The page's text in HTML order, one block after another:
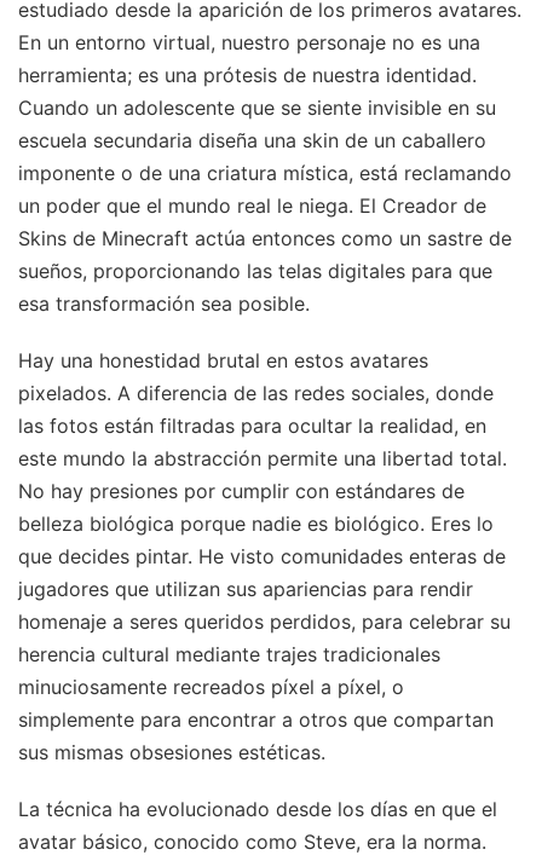
estudiado desde la aparición de los primeros avatares.
En un entorno virtual, nuestro personaje no es una
herramienta; es una prótesis de nuestra identidad.
Cuando un adolescente que se siente invisible en su
escuela secundaria diseña una skin de un caballero
imponente o de una criatura mística, está reclamando
un poder que el mundo real le niega. El Creador de
Skins de Minecraft actúa entonces como un sastre de
sueños, proporcionando las telas digitales para que
esa transformación sea posible.
Hay una honestidad brutal en estos avatares
pixelados. A diferencia de las redes sociales, donde
las fotos están filtradas para ocultar la realidad, en
este mundo la abstracción permite una libertad total.
No hay presiones por cumplir con estándares de
belleza biológica porque nadie es biológico. Eres lo
que decides pintar. He visto comunidades enteras de
jugadores que utilizan sus apariencias para rendir
homenaje a seres queridos perdidos, para celebrar su
herencia cultural mediante trajes tradicionales
minuciosamente recreados píxel a píxel, o
simplemente para encontrar a otros que compartan
sus mismas obsesiones estéticas.
La técnica ha evolucionado desde los días en que el
avatar básico, conocido como Steve, era la norma.